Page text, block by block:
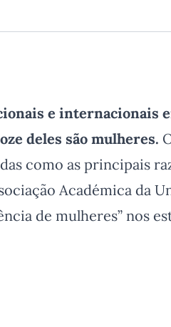
e internacionais
deles são mulheres.
como as principais
Académica da
de mulheres” nos